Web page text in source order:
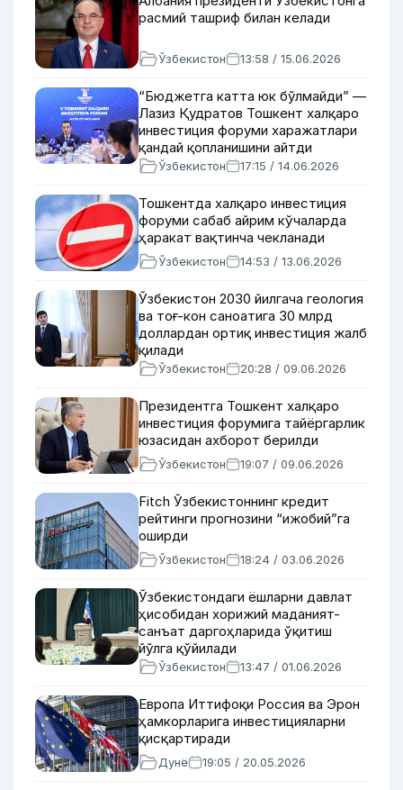
расмий ташриф билан келади
Ўзбекистон 13:58 / 15.06.2026
“Бюджетга катта юк бўлмайди” —
Лазиз Қудратов Тошкент халқаро
инвестиция форуми харажатлари
қандай қопланишини айтди
Ўзбекистон 17:15 / 14.06.2026
Тошкентда халқаро инвестиция
форуми сабаб айрим кўчаларда
ҳаракат вақтинча чекланади
Ўзбекистон 14:53 / 13.06.2026
Ўзбекистон 2030 йилгача геология
ва тоғ-кон саноатига 30 млрд
доллардан ортиқ инвестиция жалб
қилади
Ўзбекистон 20:28 / 09.06.2026
Президентга Тошкент халқаро
инвестиция форумига тайёргарлик
юзасидан ахборот берилди
Ўзбекистон 19:07 / 09.06.2026
Fitch Ўзбекистоннинг кредит
рейтинги прогнозини “ижобий”га
оширди
Ўзбекистон 18:24 / 03.06.2026
Ўзбекистондаги ёшларни давлат
ҳисобидан хорижий маданият-
санъат даргоҳларида ўқитиш
йўлга қўйилади
Ўзбекистон 13:47 / 01.06.2026
Европа Иттифоқи Россия ва Эрон
ҳамкорларига инвестицияларни
қисқартиради
Дунё 19:05 / 20.05.2026